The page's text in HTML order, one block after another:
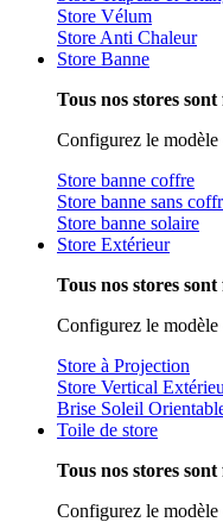
Store Vélum
Store Anti Chaleur
Store Banne
Tous nos stores
Configurez le
Store banne coffre
Store banne sans
Store banne solaire
Store Extérieur
Tous nos stores
Configurez le
Store à Projection
Store Vertical
Brise Soleil
Toile de store
Tous nos stores
Configurez le